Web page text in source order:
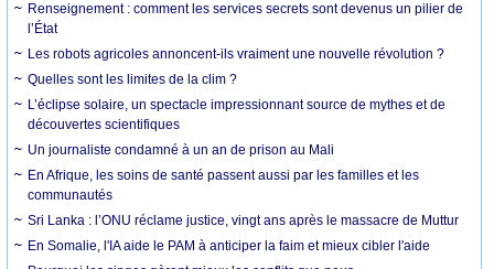
Renseignement : comment les services secrets sont devenus un pilier de
l’État
Les robots agricoles annoncent-ils vraiment une nouvelle révolution ?
Quelles sont les limites de la clim ?
L’éclipse solaire, un spectacle impressionnant source de mythes et de
découvertes scientifiques
Un journaliste condamné à un an de prison au Mali
En Afrique, les soins de santé passent aussi par les familles et les
communautés
Sri Lanka : l’ONU réclame justice, vingt ans après le massacre de Muttur
En Somalie, l'IA aide le PAM à anticiper la faim et mieux cibler l'aide